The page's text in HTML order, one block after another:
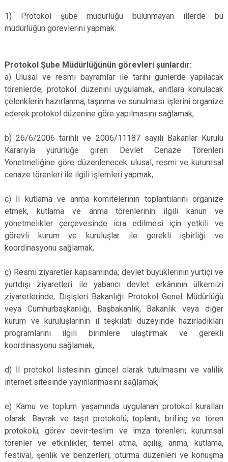
1) Protokol şube müdürlüğü bulunmayan illerde bu
müdürlüğün görevlerini yapmak.
Protokol Şube Müdürlüğünün görevleri şunlardır:
a) Ulusal ve resmi bayramlar ile tarihi günlerde yapılacak
törenlerde; protokol düzenini uygulamak, anıtlara konulacak
çelenklerin hazırlanma, taşınma ve sunulması işlerini organize
ederek protokol düzenine göre yapılmasını sağlamak,
b) 26/6/2006 tarihli ve 2006/11187 sayılı Bakanlar Kurulu
Kararıyla yürürlüğe giren Devlet Cenaze Törenleri
Yönetmeliğine göre düzenlenecek ulusal, resmi ve kurumsal
cenaze törenleri ile ilgili işlemleri yapmak,
c) İl kutlama ve anma komitelerinin toplantılarını organize
etmek, kutlama ve anma törenlerinin ilgili kanun ve
yönetmelikler çerçevesinde icra edilmesi için yetkili ve
görevli kurum ve kuruluşlar ile gerekli işbirliği ve
koordinasyonu sağlamak,
ç) Resmi ziyaretler kapsamında; devlet büyüklerinin yurtiçi ve
yurtdışı ziyaretleri ile yabancı devlet erkânının ülkemizi
ziyaretlerinde, Dışişleri Bakanlığı Protokol Genel Müdürlüğü
veya Cumhurbaşkanlığı, Başbakanlık, Bakanlık veya diğer
kurum ve kuruluşlarının il teşkilatı düzeyinde hazırladıkları
programlarını ilgili birimlere ulaştırmak ve gerekli
koordinasyonu sağlamak,
d) İl protokol listesinin güncel olarak tutulmasını ve valilik
internet sitesinde yayınlanmasını sağlamak,
e) Kamu ve toplum yaşamında uygulanan protokol kuralları
olarak: Bayrak ve taşıt protokolü; toplantı, brifing ve tören
protokolü; görev devir-teslim ve imza törenleri; kurumsal
törenler ve etkinlikler, temel atma, açılış, anma, kutlama,
festival, şenlik ve benzerleri; oturma düzenleri ve konuşma